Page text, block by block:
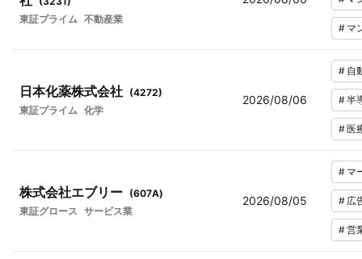
東証プライム 不動産業
# マ
日本化薬株式会社 (4272)
東証プライム 化学
2026/08/06
# 自
#半
#医
株式会社エブリー (607A)
東証グロース サービス業
2026/08/05
# マ
# 広
#営